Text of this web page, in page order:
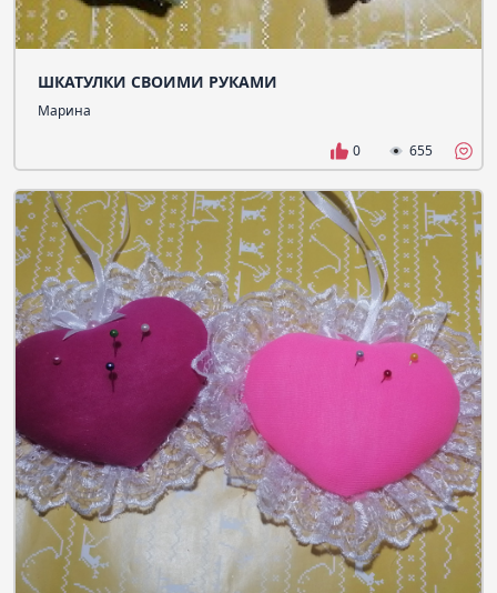
ШКАТУЛКИ СВОИМИ РУКАМИ
Марина
0 655